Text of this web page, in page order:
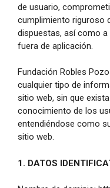
de usuario,
cumplimiento riguroso
dispuestas, así como
fuera de aplicación.
Fundación Robles
cualquier tipo de
sitio web, sin que
conocimiento de los
entendiéndose como
sitio web.
1. DATOS